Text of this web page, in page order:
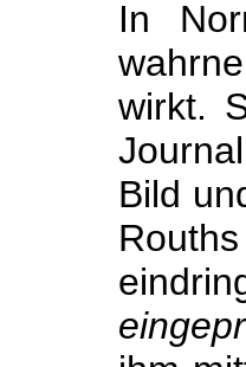
In
wirkt.
Bild